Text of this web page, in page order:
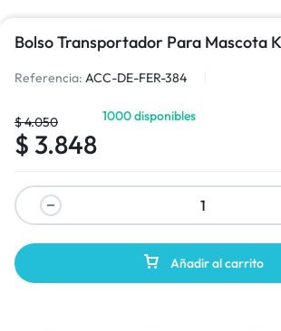
Bolso Transportador Para Mascota
Referencia: ACC-DE-FER-384
$4.050
$ 3.848
1000 disponibles
Añadir al carrito